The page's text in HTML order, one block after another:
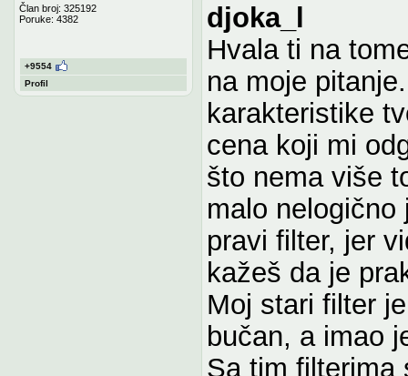
Član broj: 325192
Poruke: 4382
+9554
Profil
djoka_l
Hvala ti na
na moje
karakteristike
cena koji mi
što nema više
malo
pravi filter, jer
kažeš da je
Moj stari filter
bučan, a imao
Sa tim filterima